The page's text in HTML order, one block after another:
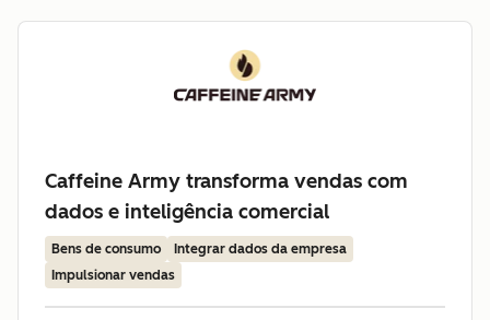
Caffeine Army transforma vendas com
dados e inteligência comercial
Bens de consumo
Integrar dados da empresa
Impulsionar vendas